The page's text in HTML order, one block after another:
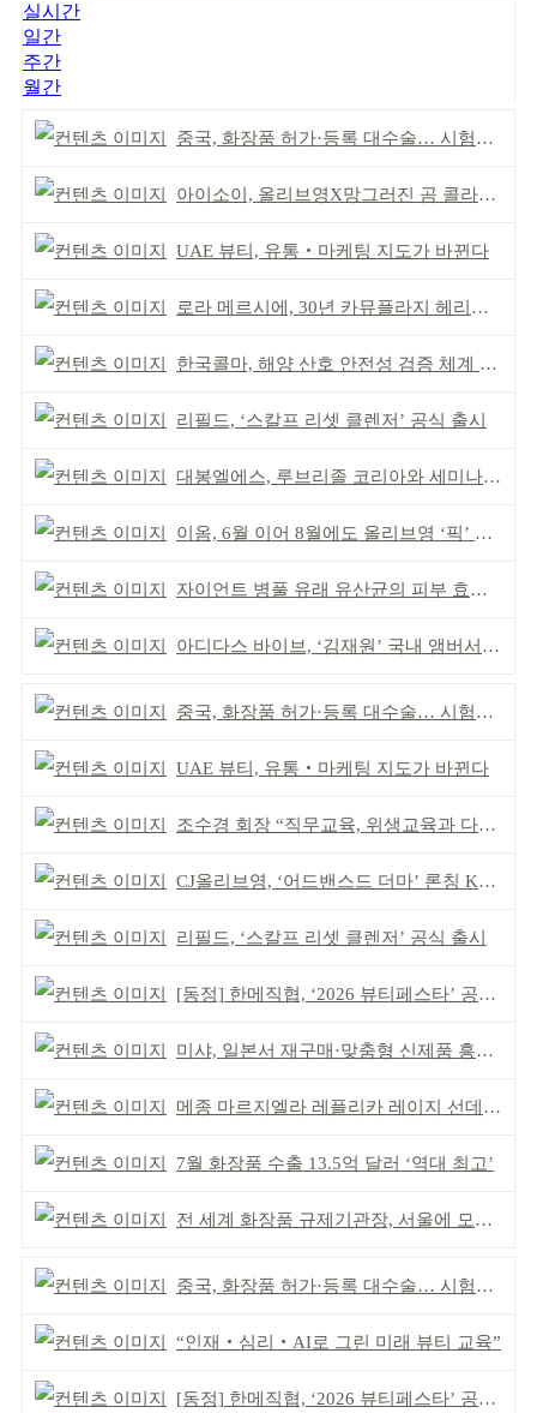
실시간
일간
주간
월간
중국, 화장품 허가·등록 대수술… 시험자료 공용 허용
아이소이, 올리브영X망그러진 곰 콜라보 참여
UAE 뷰티, 유통‧마케팅 지도가 바뀐다
로라 메르시에, 30년 카뮤플라지 헤리티지 담아
한국콜마, 해양 산호 안전성 검증 체계 구축
리필드, ‘스칼프 리셋 클렌저’ 공식 출시
대봉엘에스, 루브리졸 코리아와 세미나 성료
이옴, 6월 이어 8월에도 올리브영 ‘픽’ 선정
자이언트 병풀 유래 유산균의 피부 효능 규명
아디다스 바이브, ‘김재원’ 국내 앰버서더 선정
중국, 화장품 허가·등록 대수술… 시험자료 공용 허용
UAE 뷰티, 유통‧마케팅 지도가 바뀐다
조수경 회장 “직무교육, 위생교육과 다르다”
CJ올리브영, ‘어드밴스드 더마’ 론칭 K더마 육성 박차
리필드, ‘스칼프 리셋 클렌저’ 공식 출시
[동정] 한메직협, ‘2026 뷰티페스타’ 공동 주최
미샤, 일본서 재구매·맞춤형 신제품 흥행 ‘쌍끌이’
메종 마르지엘라 레플리카 레이지 선데이 모닝 디퓨저
7월 화장품 수출 13.5억 달러 ‘역대 최고’
전 세계 화장품 규제기관장, 서울에 모인다
중국, 화장품 허가·등록 대수술… 시험자료 공용 허용
“인재‧심리‧AI로 그린 미래 뷰티 교육”
[동정] 한메직협, ‘2026 뷰티페스타’ 공동 주최